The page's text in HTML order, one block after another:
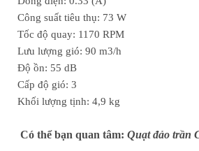
Công suất tiêu thụ: 73 W
Tốc độ quay: 1170 RPM
Lưu lượng gió: 90 m3/h
Độ ồn: 55 dB
Cấp độ gió: 3
Khối lượng tịnh: 4,9 kg
Có thể bạn quan tâm: Quạt đảo trần